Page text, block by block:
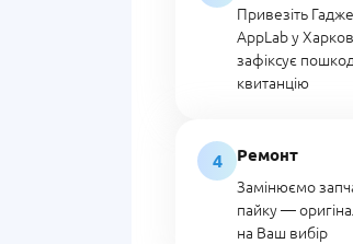
Привезіть
AppLab у
зафіксує
квитанцію
4
Ремонт
Замінюємо
пайку —
на Ваш вибір